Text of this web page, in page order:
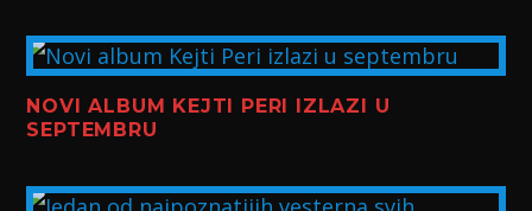
NOVI ALBUM KEJTI PERI IZLAZI U
SEPTEMBRU